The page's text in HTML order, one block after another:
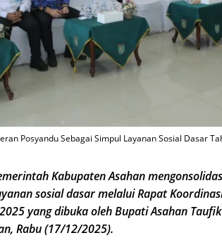
Posyandu Sebagai Simpul Layanan Sosial Dasar
Kabupaten Asahan
sosial dasar melalui Rapat
yang dibuka oleh Bupati Asahan
Rabu (17/12/2025).